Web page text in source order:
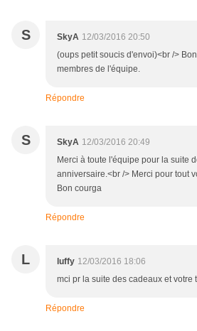
S SkyA 12/03/2016 20:50
(oups petit soucis d'envoi)<br />
membres de l'équipe.
Répondre
S SkyA 12/03/2016 20:49
Merci à toute l'équipe pour la suite
anniversaire.<br /> Merci pour tout
Bon courga
Répondre
L luffy 12/03/2016 18:06
mci pr la suite des cadeaux et votre
Répondre